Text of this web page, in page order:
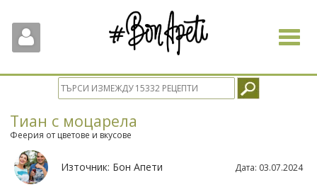
Toggle
Тиан с моцарела
Феерия от цветове и вкусове
Източник: Бон Апети Дата: 03.07.2024